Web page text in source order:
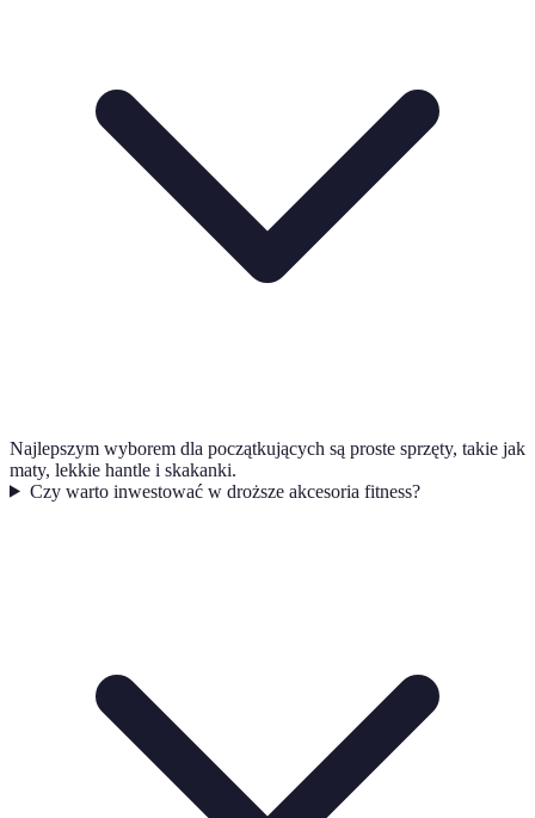
Najlepszym wyborem dla początkujących są proste sprzęty, takie jak
maty, lekkie hantle i skakanki.
Czy warto inwestować w droższe akcesoria fitness?